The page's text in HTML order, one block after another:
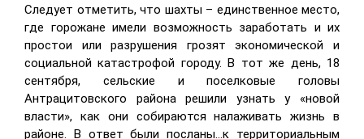
Следует отметить, что шахты – единственное место,
где горожане имели возможность заработать и их
простои или разрушения грозят экономической и
социальной катастрофой городу. В тот же день, 18
сентября, сельские и поселковые головы
Антрацитовского района решили узнать у «новой
власти», как они собираются налаживать жизнь в
районе. В ответ были посланы…к территориальным